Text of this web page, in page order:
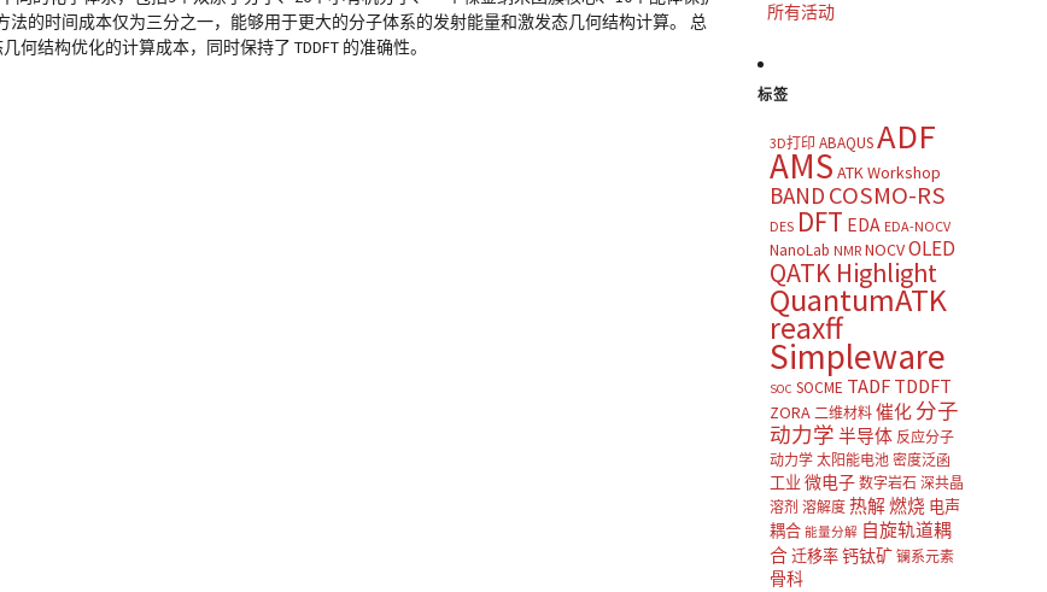
法的时间成本仅为三分之一，能够用于更大的分子体系的发射能量和激发态几何结构计算。 总
何结构优化的计算成本，同时保持了 TDDFT 的准确性。
所有活动
标签
3D打印 ABAQUSADF
AMS ATK Workshop
BAND COSMO-RS
DES DFT EDA EDA-NOCV
NanoLab NMR NOCVOLED
QATK Highlight
QuantumATK
reaxff
Simpleware
SOC SOCME TADF TDDFT
ZORA 二维材料 催化 分子
动力学 半导体 反应分子
动力学 太阳能电池 密度泛函
工业 微电子 数字岩石 深共晶
溶剂 溶解度 热解燃烧 电声
耦合 能量分解 自旋轨道耦
合迁移率钙钛矿 镧系元素
骨科